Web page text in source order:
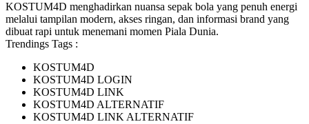
KOSTUM4D menghadirkan nuansa sepak bola yang penuh energi
melalui tampilan modern, akses ringan, dan informasi brand yang
dibuat rapi untuk menemani momen Piala Dunia.
Trendings Tags :
KOSTUM4D
KOSTUM4D LOGIN
KOSTUM4D LINK
KOSTUM4D ALTERNATIF
KOSTUM4D LINK ALTERNATIF